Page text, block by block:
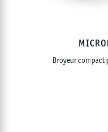
Broyeur compact